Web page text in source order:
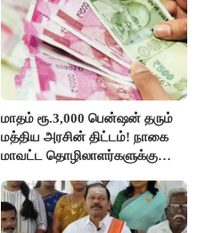
மாதம் ரூ.3,000 பென்ஷன் தரும்
மத்திய அரசின் திட்டம்! நாகை
மாவட்ட தொழிலாளர்களுக்கு
செய்தி!